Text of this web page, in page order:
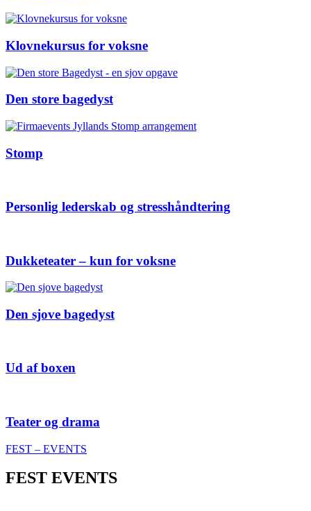
Klovnekursus for voksne
Den store bagedyst
Stomp
Personlig lederskab og stresshåndtering
Dukketeater – kun for voksne
Den sjove bagedyst
Ud af boxen
Teater og drama
FEST – EVENTS
FEST EVENTS